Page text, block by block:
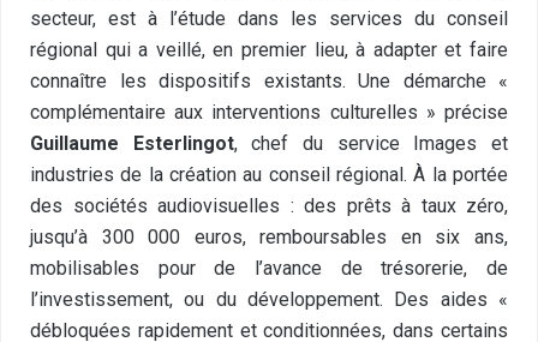
secteur, est à l’étude dans les services du conseil
régional qui a veillé, en premier lieu, à adapter et faire
connaître les dispositifs existants. Une démarche «
complémentaire aux interventions culturelles » précise
Guillaume Esterlingot, chef du service Images et
industries de la création au conseil régional. À la portée
des sociétés audiovisuelles : des prêts à taux zéro,
jusqu’à 300 000 euros, remboursables en six ans,
mobilisables pour de l’avance de trésorerie, de
l’investissement, ou du développement. Des aides «
débloquées rapidement et conditionnées, dans certains